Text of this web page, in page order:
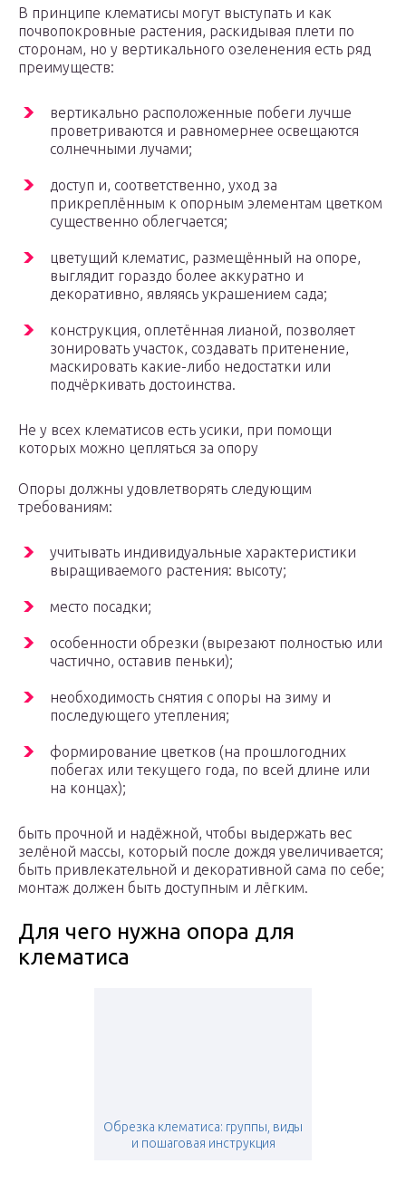
В принципе клематисы могут выступать и как
почвопокровные растения, раскидывая плети по
сторонам, но у вертикального озеленения есть ряд
преимуществ:
вертикально расположенные побеги лучше
проветриваются и равномернее освещаются
солнечными лучами;
доступ и, соответственно, уход за
прикреплённым к опорным элементам цветком
существенно облегчается;
цветущий клематис, размещённый на опоре,
выглядит гораздо более аккуратно и
декоративно, являясь украшением сада;
конструкция, оплетённая лианой, позволяет
зонировать участок, создавать притенение,
маскировать какие-либо недостатки или
подчёркивать достоинства.
Не у всех клематисов есть усики, при помощи
которых можно цепляться за опору
Опоры должны удовлетворять следующим
требованиям:
учитывать индивидуальные характеристики
выращиваемого растения: высоту;
место посадки;
особенности обрезки (вырезают полностью или
частично, оставив пеньки);
необходимость снятия с опоры на зиму и
последующего утепления;
формирование цветков (на прошлогодних
побегах или текущего года, по всей длине или
на концах);
быть прочной и надёжной, чтобы выдержать вес
зелёной массы, который после дождя увеличивается;
быть привлекательной и декоративной сама по себе;
монтаж должен быть доступным и лёгким.
Для чего нужна опора для
клематиса
Обрезка клематиса: группы, виды
и пошаговая инструкция